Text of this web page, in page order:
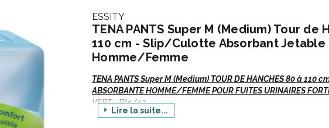
ESSITY
TENA PANTS Super M (Medium) Tour de
110 cm - Slip/Culotte Absorbant Jetable
Homme/Femme
TENA PANTS Super M (Medium) TOUR DE HANCHES 80 à 110
ABSORBANTE HOMME/FEMME POUR FUITES URINAIRES
VERT - Bte/12
Lire la suite...